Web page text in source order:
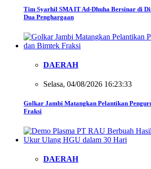
Tim Syarhil SMA IT Ad-Dhuha Bersinar di
Dua Penghargaan
DAERAH
Selasa, 04/08/2026 16:23:33
Golkar Jambi Matangkan Pelantikan
Fraksi
DAERAH